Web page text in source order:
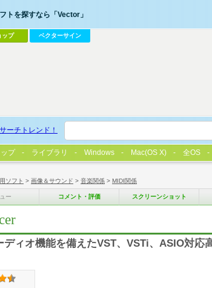
ソフト > 画像＆サウンド > 音楽関係 > MIDI関係
ー コメント・評価 スクリーンショット
ィオ機能を備えたVST、VSTi、ASIO対応
トを探すなら「Vector」
ップ ベクターサイン
サーチトレンド！
ップ ライブラリ Windows Mac(OS X) 全OS